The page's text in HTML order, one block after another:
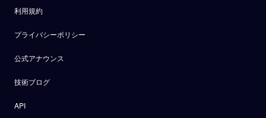
利用規約
プライバシーポリシー
公式アナウンス
技術ブログ
API